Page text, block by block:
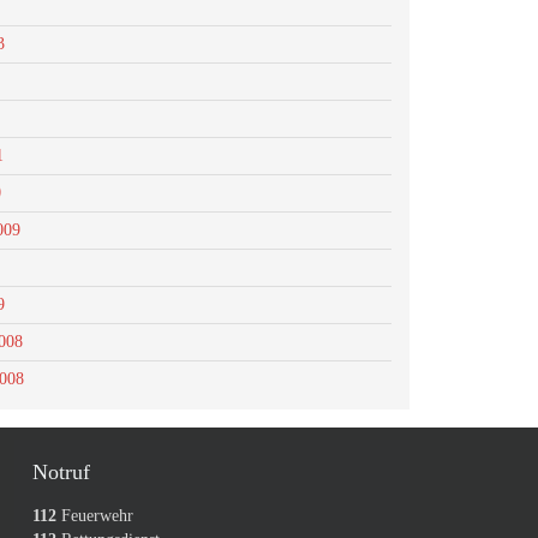
Notruf
112Feuerwehr